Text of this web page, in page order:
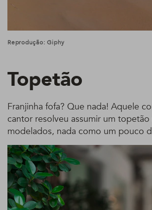
Reprodução: Giphy
Topetão
Franjinha fofa? Que nada! Aquele
cantor resolveu assumir um
modelados, nada como um pouco